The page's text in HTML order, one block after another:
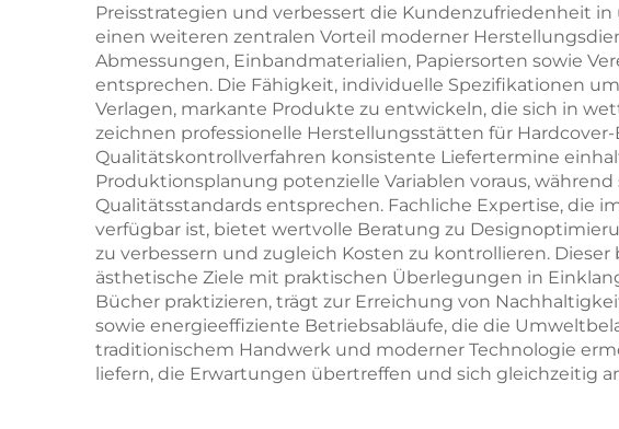
Preisstrategien und verbessert die Kundenzufriedenheit
einen weiteren zentralen Vorteil moderner
Abmessungen, Einbandmaterialien, Papiersorten sowie
entsprechen. Die Fähigkeit, individuelle Spezifikationen
Verlagen, markante Produkte zu entwickeln, die sich in
zeichnen professionelle Herstellungsstätten für
Qualitätskontrollverfahren konsistente Liefertermine
Produktionsplanung potenzielle Variablen voraus,
Qualitätsstandards entsprechen. Fachliche Expertise, die
verfügbar ist, bietet wertvolle Beratung zu
zu verbessern und zugleich Kosten zu kontrollieren.
ästhetische Ziele mit praktischen Überlegungen in
Bücher praktizieren, trägt zur Erreichung von
sowie energieeffiziente Betriebsabläufe, die die
traditionischem Handwerk und moderner Technologie
liefern, die Erwartungen übertreffen und sich gleichzeitig